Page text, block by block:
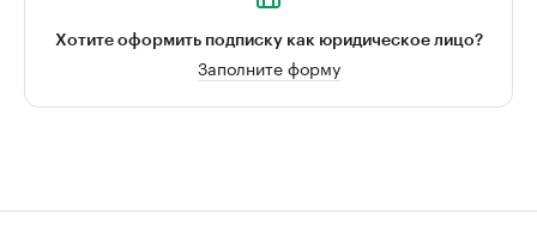
Хотите оформить подписку как юридическое лицо?
Заполните форму